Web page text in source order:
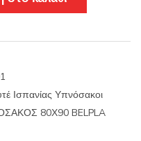
Ισπανίας Υπνόσακοι
80Χ90 BELPLA